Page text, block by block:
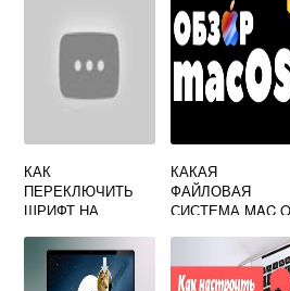
КАК
ПЕРЕКЛЮЧИТЬ
ШРИФТ НА
КАКАЯ
ФАЙЛОВАЯ
СИСТЕМА MAC